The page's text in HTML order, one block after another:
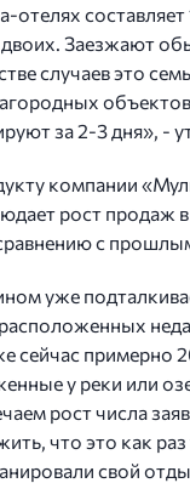
отелях
двоих. Заезжают
случаев это
за 2-3 дня», -
компании
рост продаж
с
уже
сейчас примерно
у реки или
рост числа
что это как раз
свой